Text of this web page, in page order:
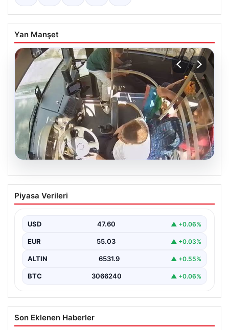
Yan Manşet
05.08.2026
Otobüste Rahatsızlanan Yolcuyu Şoför
Hızla Hastaneye Yönlendirdi
otobüslerinde yaşanan ilginç ve dikkat çekici…
Piyasa Verileri
USD 47.60 ▲ +0.06%
EUR 55.03 ▲ +0.03%
ALTIN 6531.9 ▲ +0.55%
BTC 3066240 ▲ +0.06%
Son Eklenen Haberler